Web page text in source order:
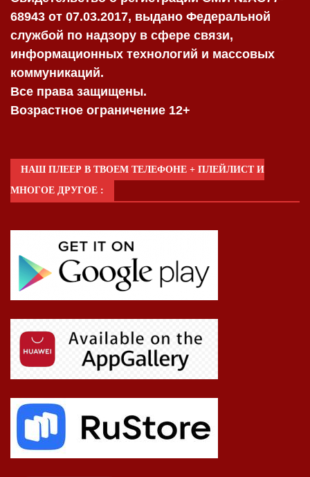
68943 от 07.03.2017, выдано Федеральной
службой по надзору в сфере связи,
информационных технологий и массовых
коммуникаций.
Все права защищены.
Возрастное ограничение 12+
НАШ ПЛЕЕР В ТВОЕМ ТЕЛЕФОНЕ + ПЛЕЙЛИСТ И
МНОГОЕ ДРУГОЕ :